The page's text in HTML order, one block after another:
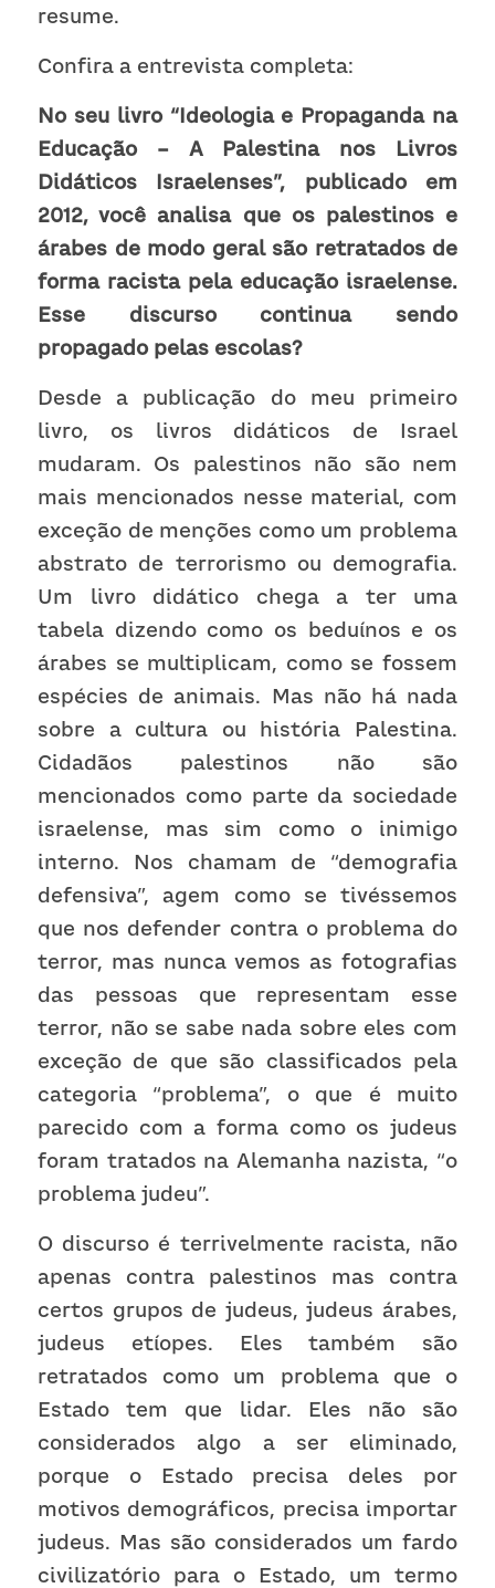
resume.
Confira a entrevista completa:
No seu livro “Ideologia e Propaganda na
Educação – A Palestina nos Livros
Didáticos Israelenses”, publicado em
2012, você analisa que os palestinos e
árabes de modo geral são retratados de
forma racista pela educação israelense.
Esse discurso continua sendo
propagado pelas escolas?
Desde a publicação do meu primeiro
livro, os livros didáticos de Israel
mudaram. Os palestinos não são nem
mais mencionados nesse material, com
exceção de menções como um problema
abstrato de terrorismo ou demografia.
Um livro didático chega a ter uma
tabela dizendo como os beduínos e os
árabes se multiplicam, como se fossem
espécies de animais. Mas não há nada
sobre a cultura ou história Palestina.
Cidadãos palestinos não são
mencionados como parte da sociedade
israelense, mas sim como o inimigo
interno. Nos chamam de “demografia
defensiva”, agem como se tivéssemos
que nos defender contra o problema do
terror, mas nunca vemos as fotografias
das pessoas que representam esse
terror, não se sabe nada sobre eles com
exceção de que são classificados pela
categoria “problema”, o que é muito
parecido com a forma como os judeus
foram tratados na Alemanha nazista, “o
problema judeu”.
O discurso é terrivelmente racista, não
apenas contra palestinos mas contra
certos grupos de judeus, judeus árabes,
judeus etíopes. Eles também são
retratados como um problema que o
Estado tem que lidar. Eles não são
considerados algo a ser eliminado,
porque o Estado precisa deles por
motivos demográficos, precisa importar
judeus. Mas são considerados um fardo
civilizatório para o Estado, um termo